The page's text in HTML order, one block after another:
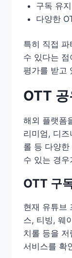
구독 유
다양한
특히 직접
수 있다는
평가를 받고
OTT
해외 플랫폼
리미엄, 디즈
롤 등 다양
수 있는 경
OTT 구
현재 유튜브
스, 티빙, 웨
치롤 등을
서비스를 확